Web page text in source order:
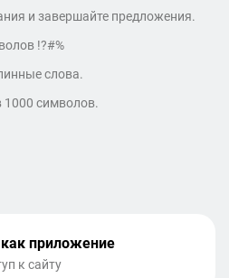
и завершайте предложения.
!?#%
слова.
1000 символов.
приложение
к сайту